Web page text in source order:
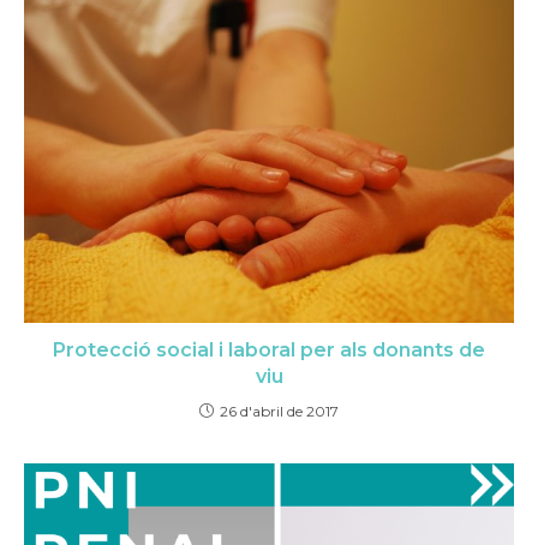
Protecció social i laboral per als donants de
viu
26 d'abril de 2017